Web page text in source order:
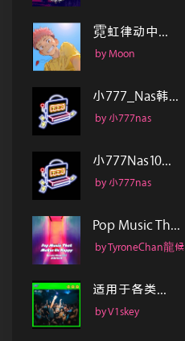
霓虹律动中...
by Moon
小777_Nas韩...
by 小777nas
小777Nas10...
by 小777nas
Pop Music Th...
by TyroneChan龍候
适用于各类...
by V1skey